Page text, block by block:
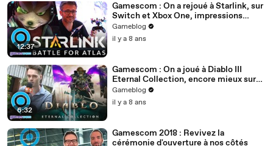
12:37
Gamescom : On a rejoué à Starlink, sur
Switch et Xbox One, impressions
rassurées ?
Gameblog
il y a 8 ans
6:32
Gamescom : On a joué à Diablo III
Eternal Collection, encore mieux sur
Switch ?
Gameblog
il y a 8 ans
Gamescom 2018 : Revivez la
cérémonie d'ouverture à nos côtés